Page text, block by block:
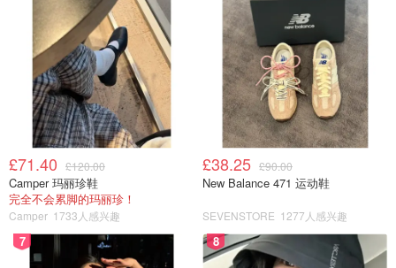
图片来自于@인사이트 ，版权属于原作者
上韩国餐馆必点的就是烤肉和辣牛肉汤！这款方便面一次满
足大家两个愿望，韩国牛肉汤味再加上Q弹面条，比第六名
的安城汤面辣一些，整体汤头也比较偏重口，荣登韩国欧巴
£71.40 £120.00
Camper 玛丽珍鞋
完全不会累脚的玛丽珍！
Camper 1733人感兴趣
£38.25 £90.00
New Balance 471 运动鞋
SEVENSTORE 1277人感兴趣
7 8